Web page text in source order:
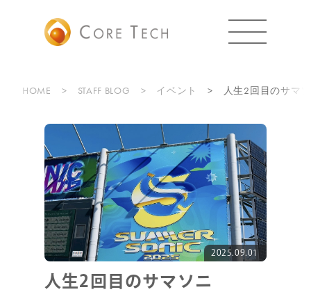
HOME STAFF BLOG イベント 人生2回目のサマ
2025.09.01
人生2回目のサマソニ